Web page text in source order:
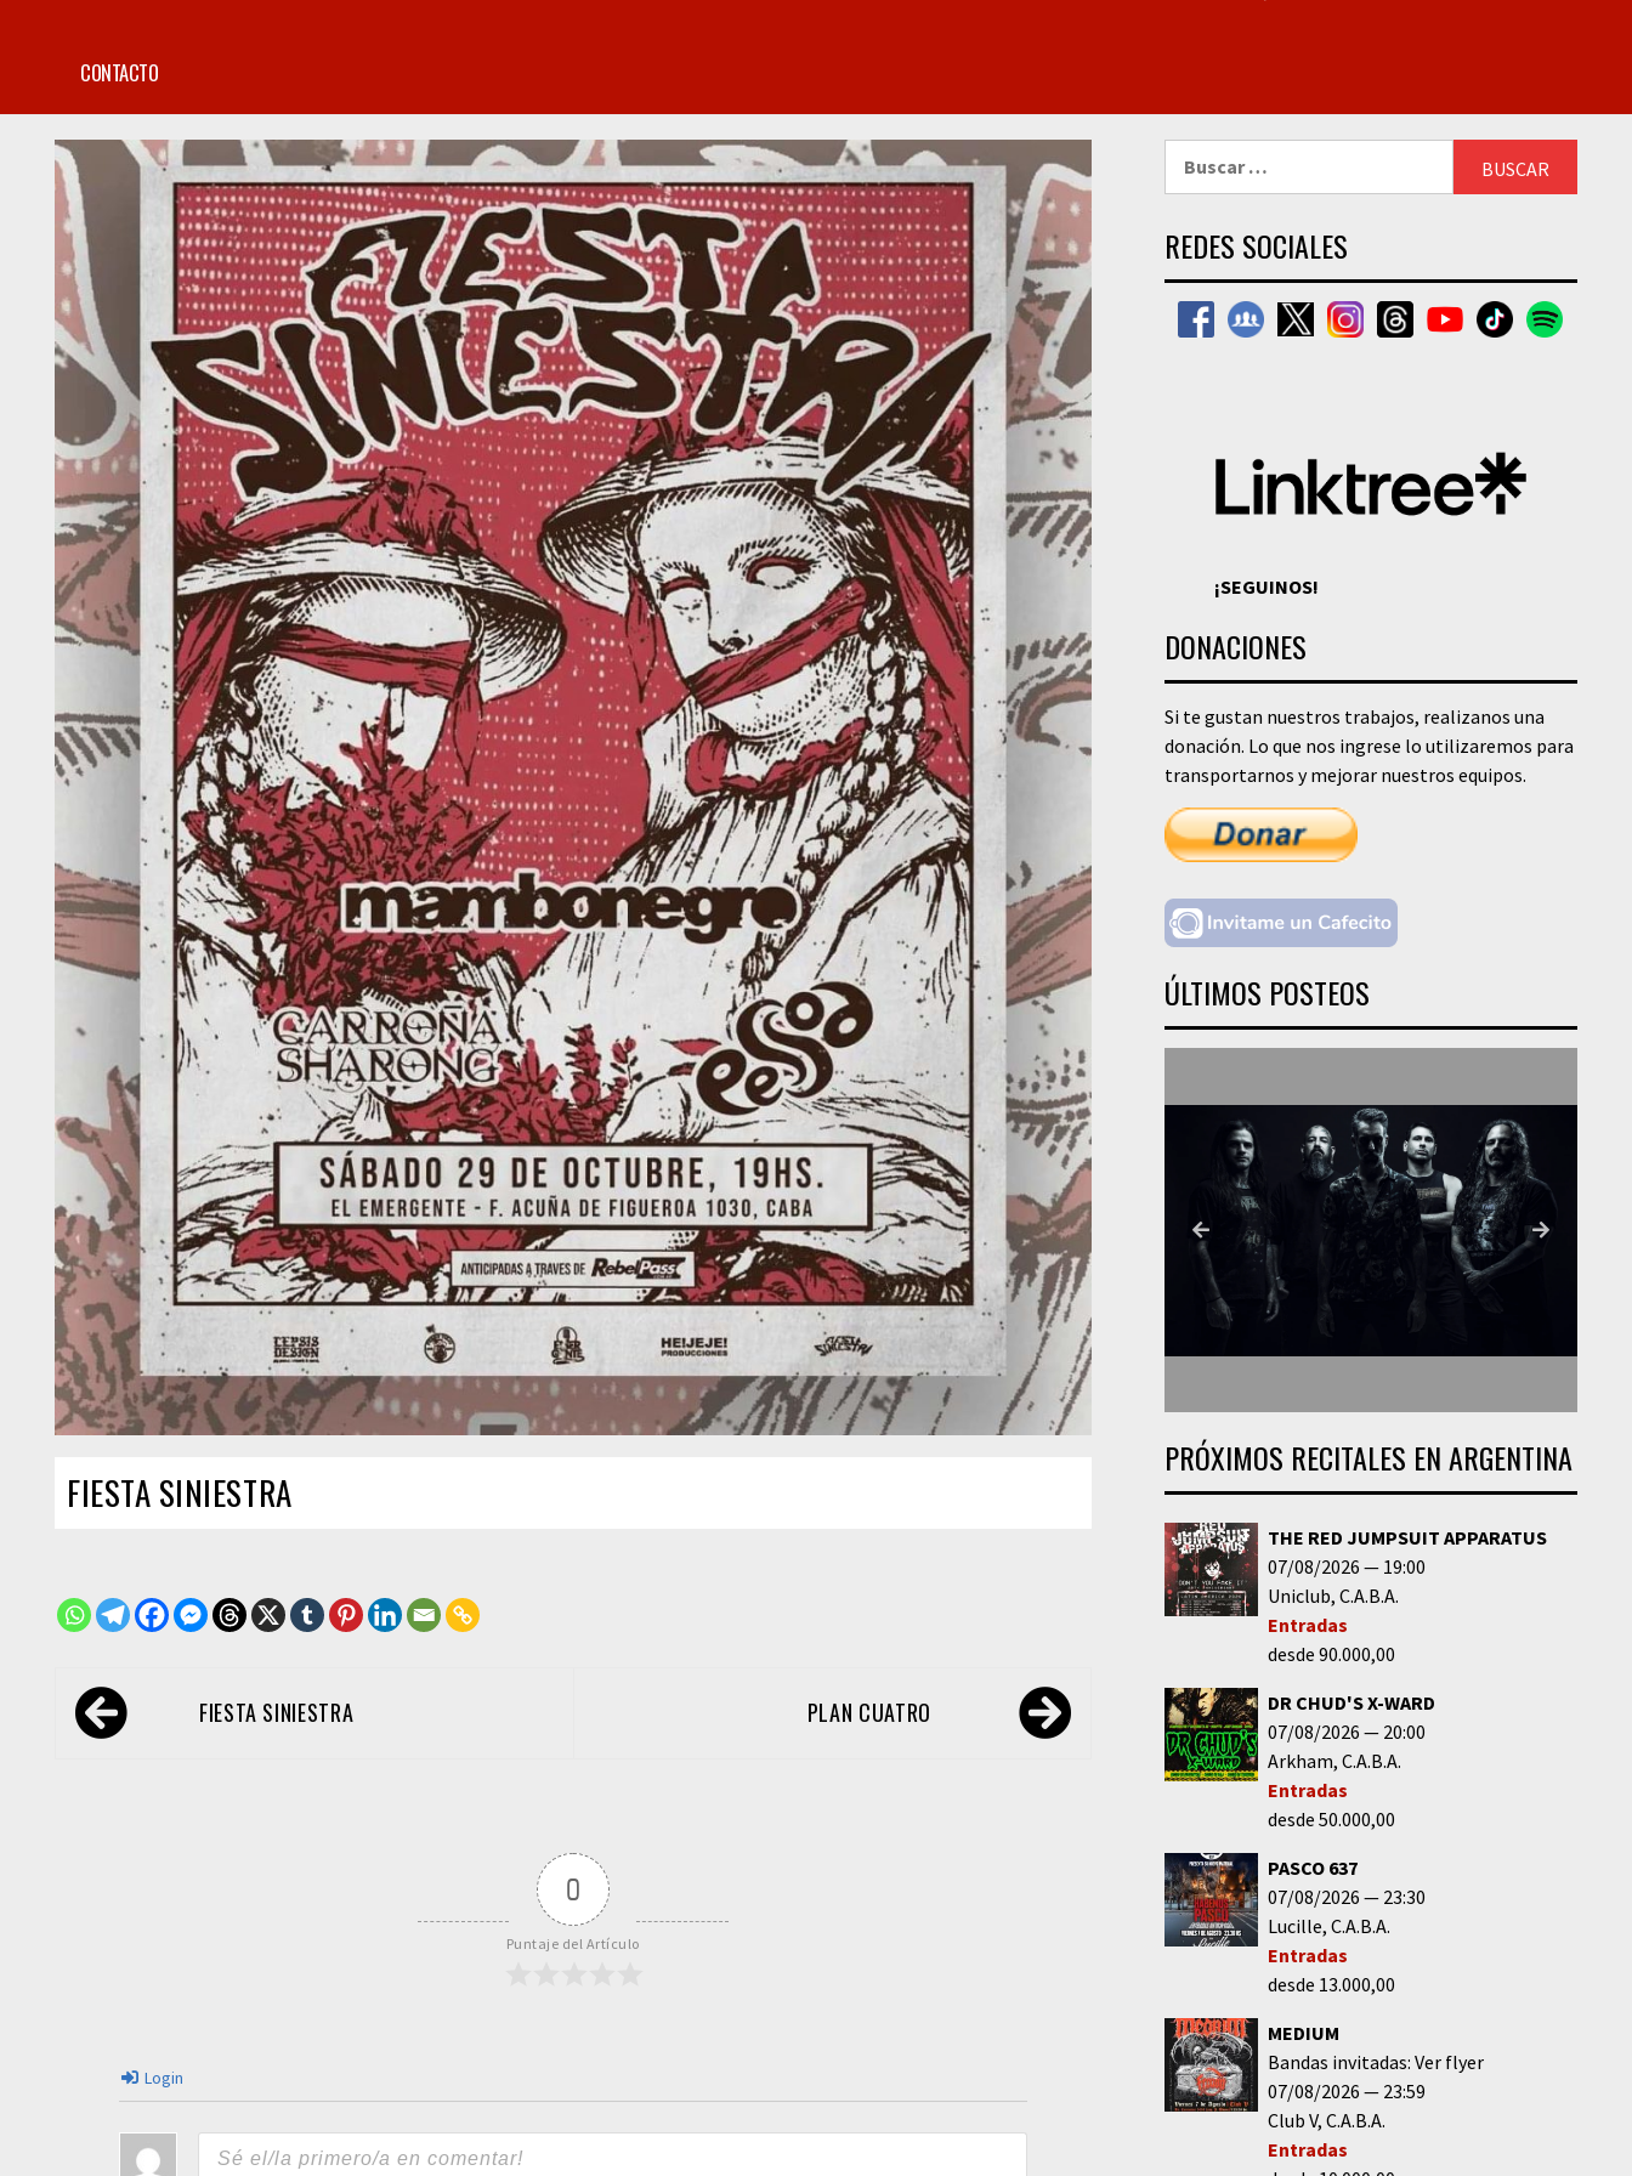
CONTACTO
FIESTA SINIESTRA
Navegación
de FIESTA SINIESTRA PLAN CUATRO
0
Puntaje del Artículo
Login
REDES SOCIALES
¡SEGUINOS!
DONACIONES
Si te gustan nuestros trabajos, realizanos una
donación. Lo que nos ingrese lo utilizaremos para
transportarnos y mejorar nuestros equipos.
ÚLTIMOS POSTEOS
PRÓXIMOS RECITALES EN ARGENTINA
THE RED JUMPSUIT APPARATUS
07/08/2026
19:00
Uniclub C.A.B.A.
Entradas
desde 90.000,00
DR CHUD'S X-WARD
07/08/2026
20:00
Arkham C.A.B.A.
Entradas
desde 50.000,00
PASCO 637
07/08/2026
23:30
Lucille C.A.B.A.
Entradas
desde 13.000,00
MEDIUM
Bandas invitadas: Ver flyer
07/08/2026
23:59
Club V C.A.B.A.
Entradas